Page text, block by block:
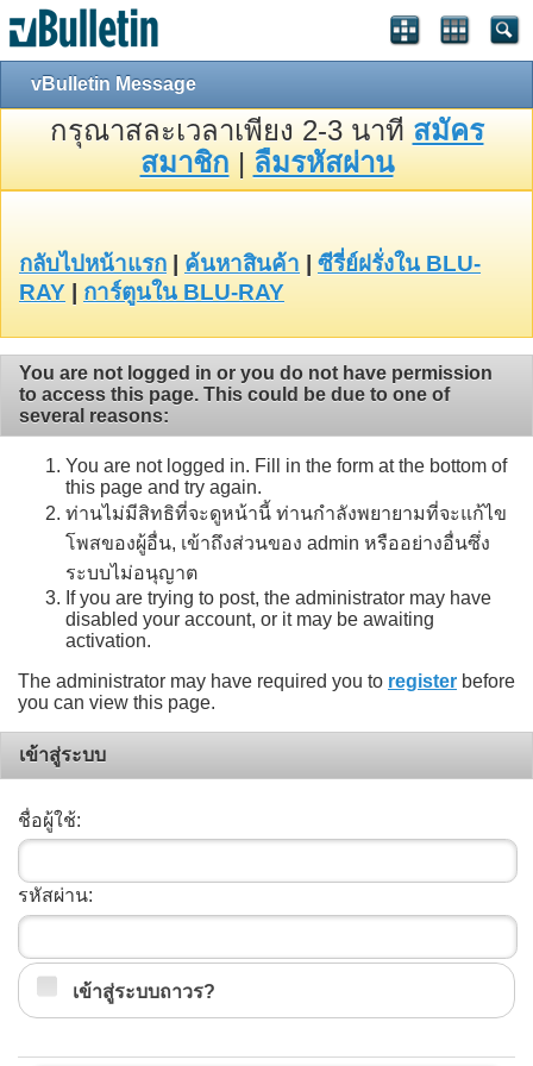
vBulletin Message
กรุณาสละเวลาเพียง 2-3 นาที สมัคร
สมาชิก | ลืมรหัสผ่าน
กลับไปหน้าแรก ค้นหาสินค้า
ซีรี่ย์ฝรั่งใน BLU-
RAY
การ์ตูนใน BLU-RAY
You are not logged in or you do not have permission
to access this page. This could be due to one of
several reasons:
You are not logged in. Fill in the form at the bottom of
this page and try again.
ท่านไม่มีสิทธิที่จะดูหน้านี้ ท่านกำลังพยายามที่จะแก้ไข
โพสของผู้อื่น, เข้าถึงส่วนของ admin หรืออย่างอื่นซึ่ง
ระบบไม่อนุญาต
If you are trying to post, the administrator may have
disabled your account, or it may be awaiting
activation.
The administrator may have required you to register before
you can view this page.
เข้าสู่ระบบ
ชื่อผู้ใช้:
รหัสผ่าน:
เข้าสู่ระบบถาวร?